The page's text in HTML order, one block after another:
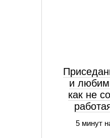
и
как не
5 минут